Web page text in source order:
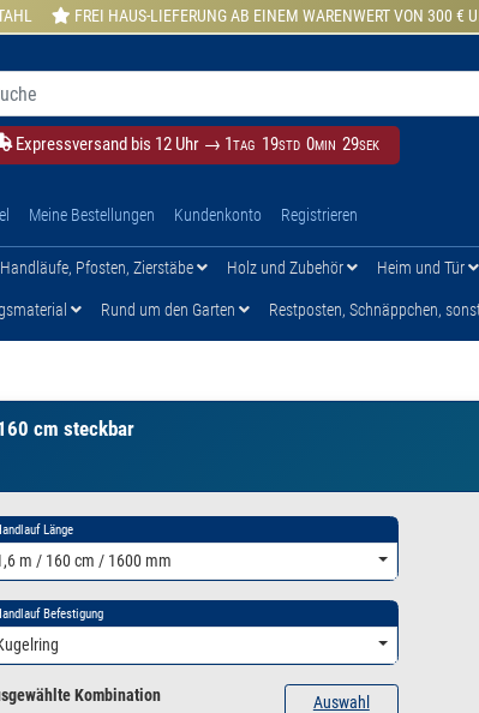
FREI HAUS-LIEFERUNG AB EINEM WARENWERT VON 300
Expressversand bis 12 Uhr → 1TAG 19STD 0MIN 28SEK
Meine Bestellungen Kundenkonto Registrieren
Handläufe, Pfosten, Zierstäbe Holz und Zubehör Heim und Tür
Rund um den Garten Restposten, Schnäppchen,
cm steckbar
Länge
m / 160 cm / 1600 mm
Befestigung
Kombination
Auswahl